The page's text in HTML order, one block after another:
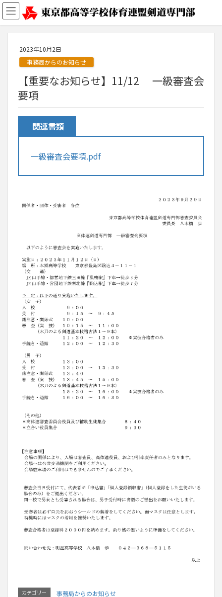
2023年10月2日
事務局からのお知らせ
【重要なお知らせ】11/12 一級審査会
要項
関連書類
一級審査会要項.pdf
カテゴリー 事務局からのお知らせ